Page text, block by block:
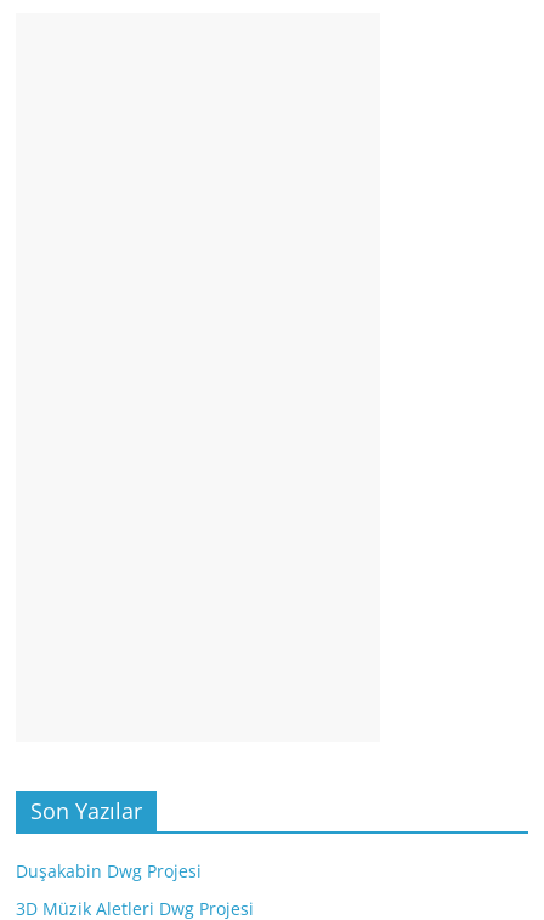
Son Yazılar
Duşakabin Dwg Projesi
3D Müzik Aletleri Dwg Projesi